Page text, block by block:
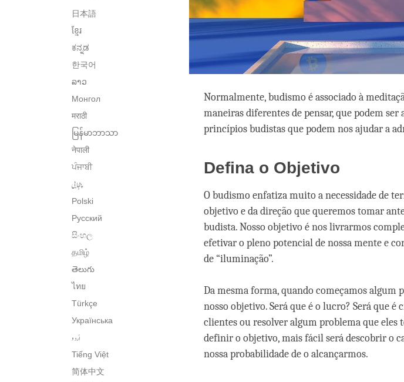
日本語
ខ្មែរ
ಕನ್ನಡ
한국어
ລາວ
Монгол
मराठी
မြန်မာဘာသာ
नेपाली
ਪੰਜਾਬੀ
پنجابی
Polski
Русский
සිංහල
தமிழ்
తెలుగు
ไทย
Türkçe
Українська
اُردو
Tiếng Việt
简体中文
Normalmente, budismo é associado à
maneiras diferentes de pensar, que podem
princípios budistas que podem nos ajudar a
Defina o Objetivo
O budismo enfatiza muito a necessidade de
objetivo e da direção que queremos tomar
budista. Nosso objetivo é nos livrarmos
efetivar o pleno potencial de nossa mente e
de “iluminação”.
Da mesma forma, quando começamos
nosso objetivo. Será que é o lucro? Será que
clientes ou resolver algum problema que eles
definir o objetivo, mais fácil será descobrir o
nossa probabilidade de o alcançarmos.